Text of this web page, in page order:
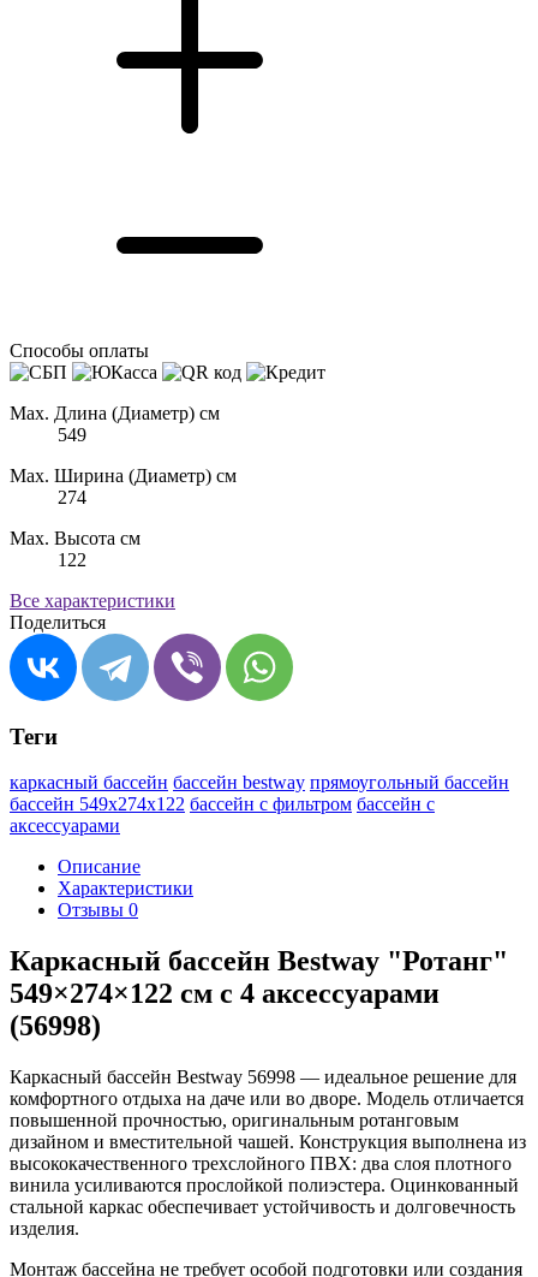
Способы оплаты
Max. Длина (Диаметр) см
549
Max. Ширина (Диаметр) см
274
Max. Высота см
122
Все характеристики
Поделиться
Теги
каркасный бассейн бассейн bestway прямоугольный бассейн
бассейн 549х274х122 бассейн с фильтром бассейн с
аксессуарами
Описание
Характеристики
Отзывы 0
Каркасный бассейн Bestway "Ротанг"
549×274×122 см с 4 аксессуарами
(56998)
Каркасный бассейн Bestway 56998 — идеальное решение для
комфортного отдыха на даче или во дворе. Модель отличается
повышенной прочностью, оригинальным ротанговым
дизайном и вместительной чашей. Конструкция выполнена из
высококачественного трехслойного ПВХ: два слоя плотного
винила усиливаются прослойкой полиэстера. Оцинкованный
стальной каркас обеспечивает устойчивость и долговечность
изделия.
Монтаж бассейна не требует особой подготовки или создания